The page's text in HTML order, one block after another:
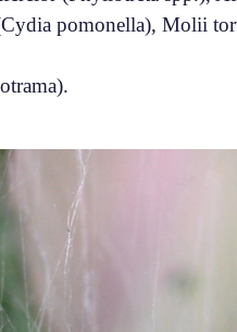
pomonella), Molii